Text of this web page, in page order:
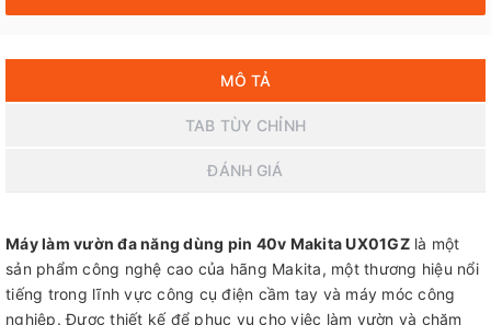
MÔ TẢ
TAB TÙY CHỈNH
ĐÁNH GIÁ
Máy làm vườn đa năng dùng pin 40v Makita UX01GZlà một
sản phẩm công nghệ cao của hãng Makita, một thương hiệu nổi
tiếng trong lĩnh vực công cụ điện cầm tay và máy móc công
nghiệp. Được thiết kế để phục vụ cho việc làm vườn và chăm